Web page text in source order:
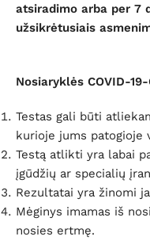
atsiradimo arba per 7
užsikrėtusiais
Nosiaryklės COVID-
Testas gali būti
kurioje jums patogioje
Testą atlikti yra labai
įgūdžių ar specialių
Rezultatai yra žinomi
Mėginys imamas iš
nosies ertmę.